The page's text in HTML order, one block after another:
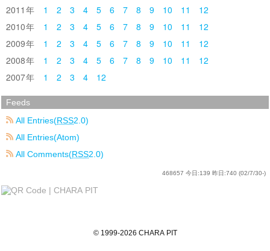
2011
1 2 3 4 5 6 7 8 9 10 11
12
2010
1 2 3 4 5 6 7 8 9 10 11
12
2009
1 2 3 4 5 6 7 8 9 10 11
12
2008
1 2 3 4 5 6 7 8 9 10 11
12
2007
1 2 3 4 12
Feeds
All Entries(RSS2.0)
All Entries(Atom)
All Comments(RSS2.0)
468657 今日:139 昨日:740 (02/7/30-)
© 1999-2026 CHARA PIT